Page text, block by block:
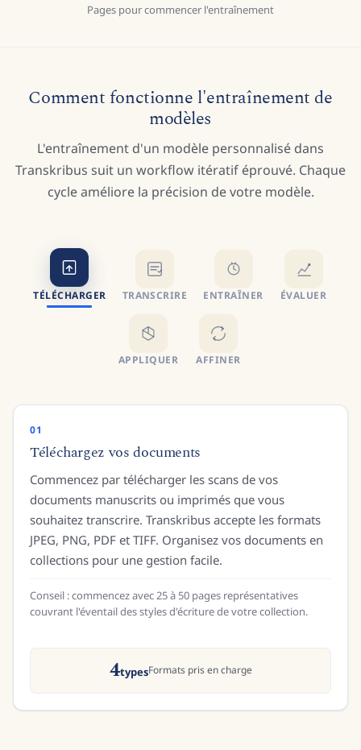
Pages pour commencer l'entraînement
Comment fonctionne l'entraînement de
modèles
L'entraînement d'un modèle personnalisé dans
Transkribus suit un workflow itératif éprouvé. Chaque
cycle améliore la précision de votre modèle.
TÉLÉCHARGER TRANSCRIRE ENTRAÎNER ÉVALUER
APPLIQUER AFFINER
02
Créer la Ground Truth
Transcrivez vos documents avec précision pour créer
la Ground Truth — les données d'entraînement à
partir desquelles votre modèle apprend. Accélérez le
processus en utilisant d'abord un modèle public et en
ne corrigeant que les erreurs.
Utilisez Text Titan ou un modèle public similaire pour un
premier passage, puis corrigez. C'est 3 à 5 fois plus rapide que
25–50